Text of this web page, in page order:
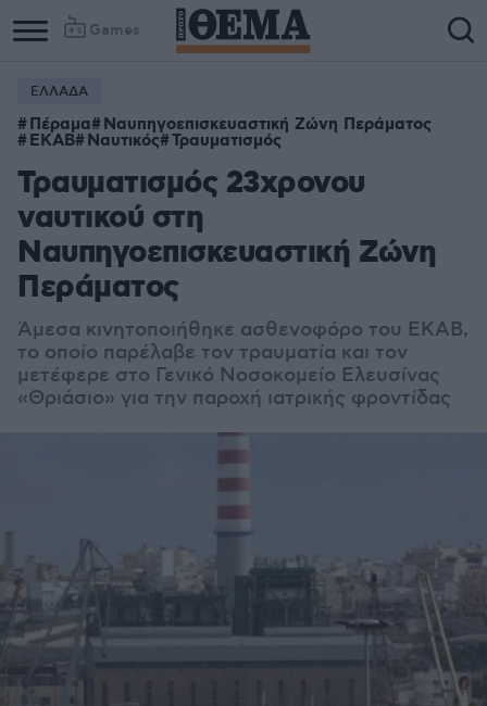
Games
ΕΛΛΑΔΑ
Πέραμα Ναυπηγοεπισκευαστική Ζώνη Περάματος
ΕΚΑΒ Ναυτικός Τραυματισμός
Τραυματισμός 23χρονου
ναυτικού στη
Ναυπηγοεπισκευαστική Ζώνη
Περάματος
Άμεσα κινητοποιήθηκε ασθενοφόρο του ΕΚΑΒ,
το οποίο παρέλαβε τον τραυματία και τον
μετέφερε στο Γενικό Νοσοκομείο Ελευσίνας
«Θριάσιο» για την παροχή ιατρικής φροντίδας